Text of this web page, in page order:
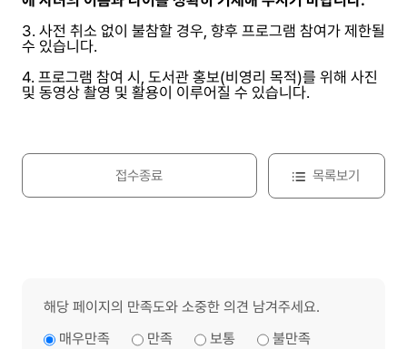
3. 사전 취소 없이 불참할 경우, 향후 프로그램 참여가 제한될
수 있습니다.
4. 프로그램 참여 시, 도서관 홍보(비영리 목적)를 위해 사진
및 동영상 촬영 및 활용이 이루어질 수 있습니다.
접수종료 목록보기
해당 페이지의 만족도와 소중한 의견 남겨주세요.
매우만족
만족 보통 불만족